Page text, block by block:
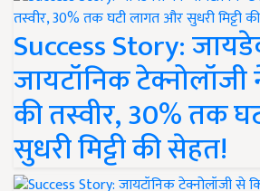
Success Story:
जायटॉनिक
की तस्वीर, 30% तक
सुधरी मिट्टी की सेहत!